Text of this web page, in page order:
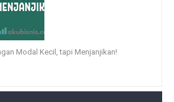
Modal Kecil, tapi Menjanjikan!